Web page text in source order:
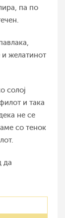
па по
желатинот
солој
и така
не се
со тенок
да